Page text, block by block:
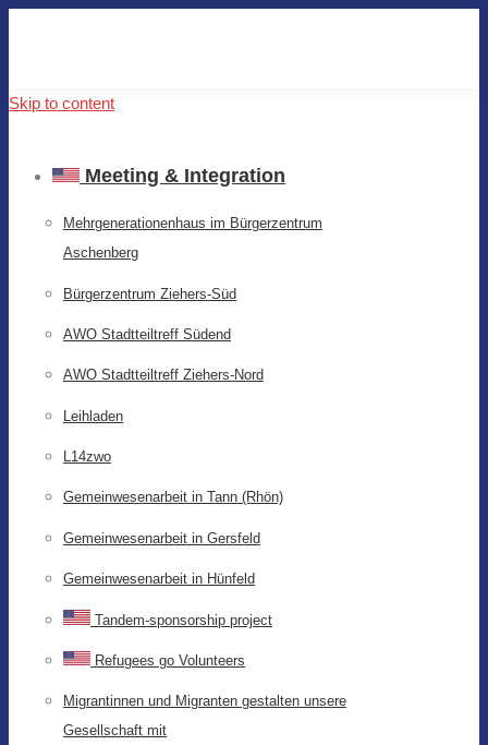
Skip to content
Meeting & Integration
Mehrgenerationenhaus im Bürgerzentrum
Aschenberg
Bürgerzentrum Ziehers-Süd
AWO Stadtteiltreff Südend
AWO Stadtteiltreff Ziehers-Nord
Leihladen
L14zwo
Gemeinwesenarbeit in Tann (Rhön)
Gemeinwesenarbeit in Gersfeld
Gemeinwesenarbeit in Hünfeld
Tandem-sponsorship project
Refugees go Volunteers
Migrantinnen und Migranten gestalten unsere
Gesellschaft mit